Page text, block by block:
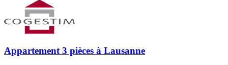
Appartement 3 pièces à Lausanne